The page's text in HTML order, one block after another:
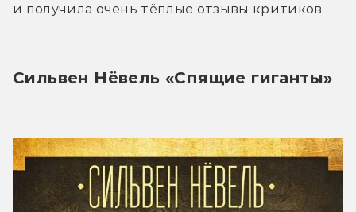
и получила очень тёплые отзывы критиков.
Сильвен Нёвель «Спящие гиганты»